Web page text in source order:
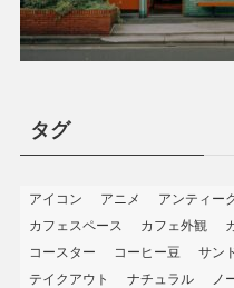
タグ
アイコン アニメ アンティー
カフェスペース
カフェ外観
コースター
コーヒー豆 サン
テイクアウト
ナチュラル ノ